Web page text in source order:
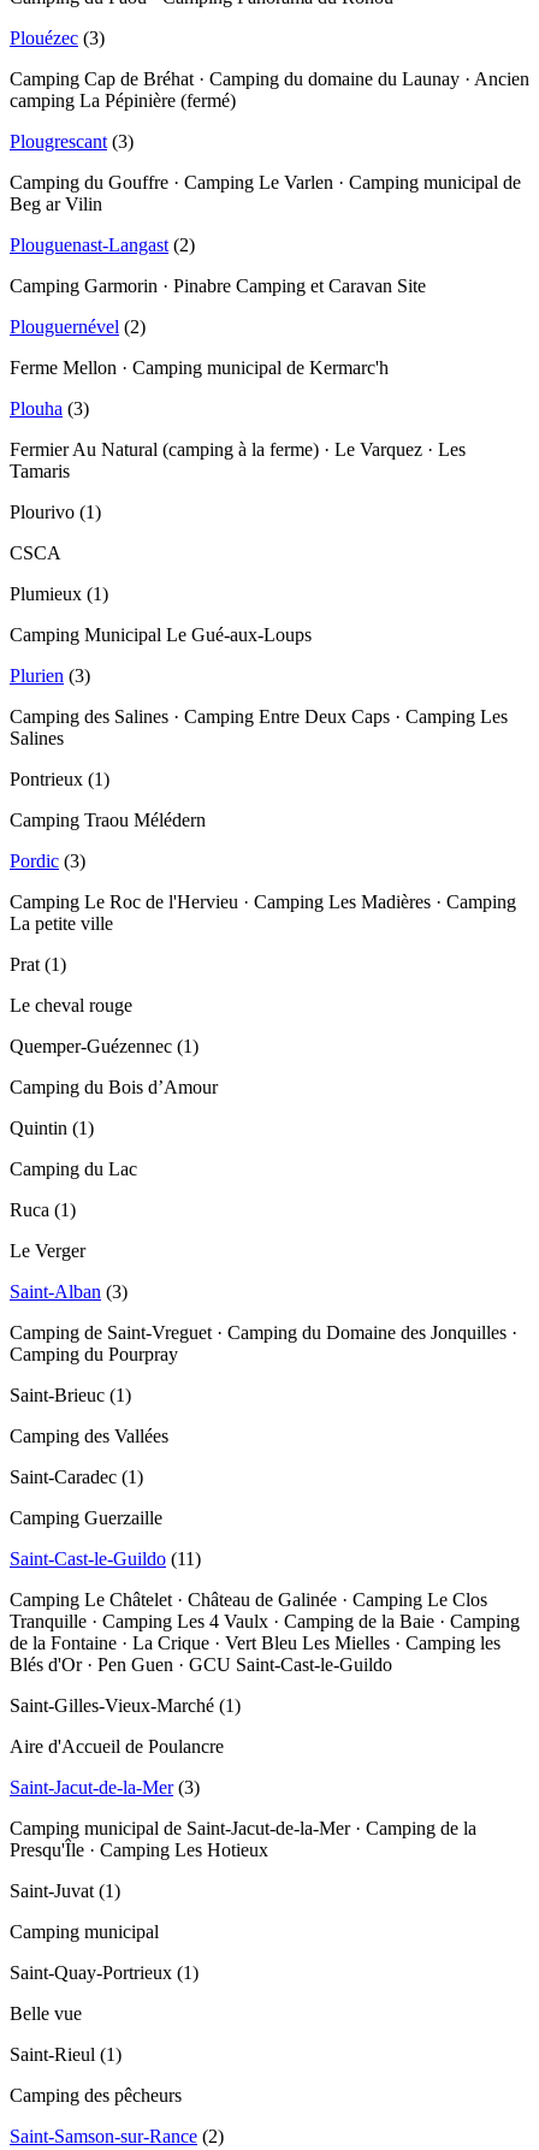
Plouézec (3)
Camping Cap de Bréhat · Camping du domaine du Launay · Ancien
camping La Pépinière (fermé)
Plougrescant (3)
Camping du Gouffre · Camping Le Varlen · Camping municipal de
Beg ar Vilin
Plouguenast-Langast (2)
Camping Garmorin · Pinabre Camping et Caravan Site
Plouguernével (2)
Ferme Mellon · Camping municipal de Kermarc'h
Plouha (3)
Fermier Au Natural (camping à la ferme) · Le Varquez · Les
Tamaris
Plourivo (1)
CSCA
Plumieux (1)
Camping Municipal Le Gué-aux-Loups
Plurien (3)
Camping des Salines · Camping Entre Deux Caps · Camping Les
Salines
Pontrieux (1)
Camping Traou Mélédern
Pordic (3)
Camping Le Roc de l'Hervieu · Camping Les Madières · Camping
La petite ville
Prat (1)
Le cheval rouge
Quemper-Guézennec (1)
Camping du Bois d’Amour
Quintin (1)
Camping du Lac
Ruca (1)
Le Verger
Saint-Alban (3)
Camping de Saint-Vreguet · Camping du Domaine des Jonquilles ·
Camping du Pourpray
Saint-Brieuc (1)
Camping des Vallées
Saint-Caradec (1)
Camping Guerzaille
Saint-Cast-le-Guildo (11)
Camping Le Châtelet · Château de Galinée · Camping Le Clos
Tranquille · Camping Les 4 Vaulx · Camping de la Baie · Camping
de la Fontaine · La Crique · Vert Bleu Les Mielles · Camping les
Blés d'Or · Pen Guen · GCU Saint-Cast-le-Guildo
Saint-Gilles-Vieux-Marché (1)
Aire d'Accueil de Poulancre
Saint-Jacut-de-la-Mer (3)
Camping municipal de Saint-Jacut-de-la-Mer · Camping de la
Presqu'Île · Camping Les Hotieux
Saint-Juvat (1)
Camping municipal
Saint-Quay-Portrieux (1)
Belle vue
Saint-Rieul (1)
Camping des pêcheurs
Saint-Samson-sur-Rance (2)